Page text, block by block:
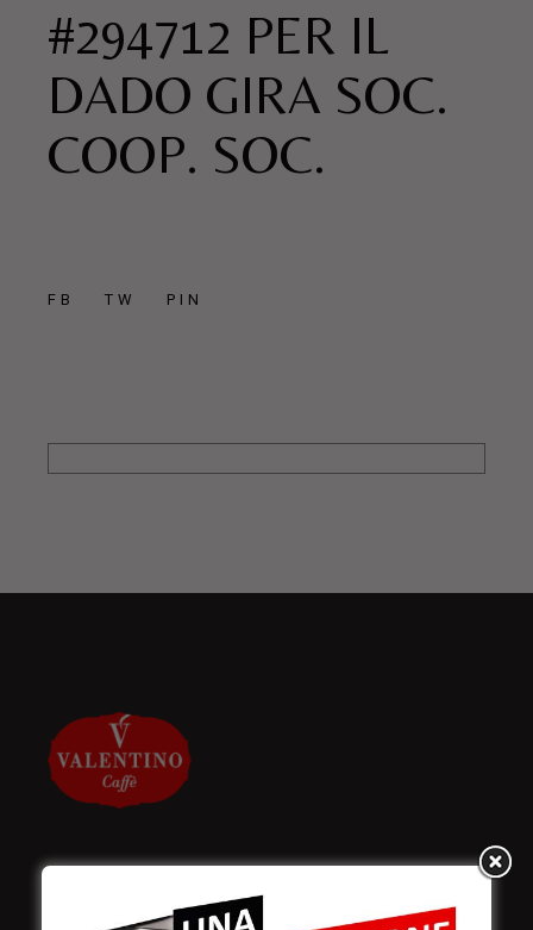
#294712 PER IL
DADO GIRA SOC.
COOP. SOC.
FB TW PIN
Valentino Caffè Spa